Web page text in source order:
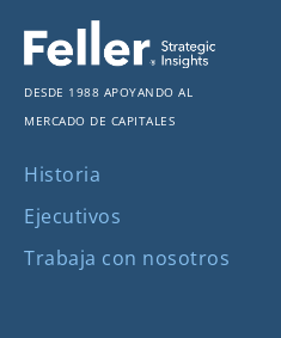
Desde 1988 apoyando al
mercado de capitales
Historia
Ejecutivos
Trabaja con nosotros